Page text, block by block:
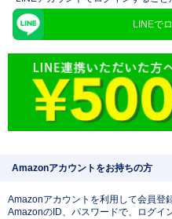
LINEで
Amazonアカウントをお持ちの方
Amazonアカウントを利用して会員登
AmazonのID、パスワードで、ログイ